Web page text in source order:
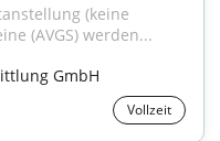
(keine
(AVGS) werden...
GmbH
Vollzeit